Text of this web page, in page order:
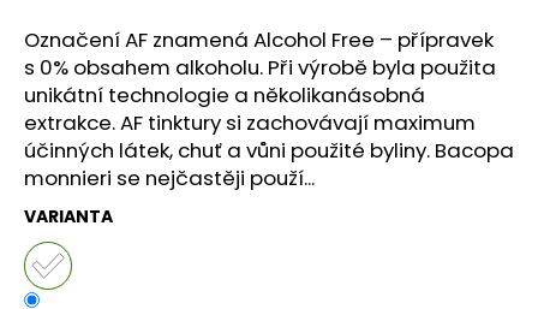
hvězdiček.
Označení AF znamená Alcohol Free – přípravek
s 0% obsahem alkoholu. Při výrobě byla použita
unikátní technologie a několikanásobná
extrakce. AF tinktury si zachovávají maximum
účinných látek, chuť a vůni použité byliny. Bacopa
monnieri se nejčastěji použí...
VARIANTA
HLEDAT
D
o
p
o
r